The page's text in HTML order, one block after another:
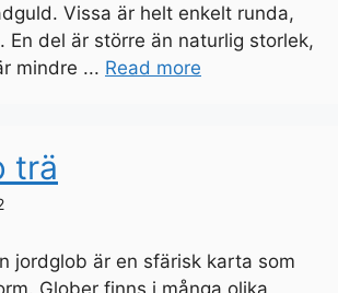
Vissa är helt enkelt runda,
En del är större än naturlig storlek,
mindre ... Read more
trä
jordglob är en sfärisk karta som
Glober finns i många olika